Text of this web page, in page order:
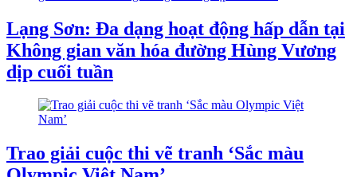
Lạng Sơn: Đa dạng hoạt động hấp dẫn tại
Không gian văn hóa đường Hùng Vương
dịp cuối tuần
Trao giải cuộc thi vẽ tranh ‘Sắc màu